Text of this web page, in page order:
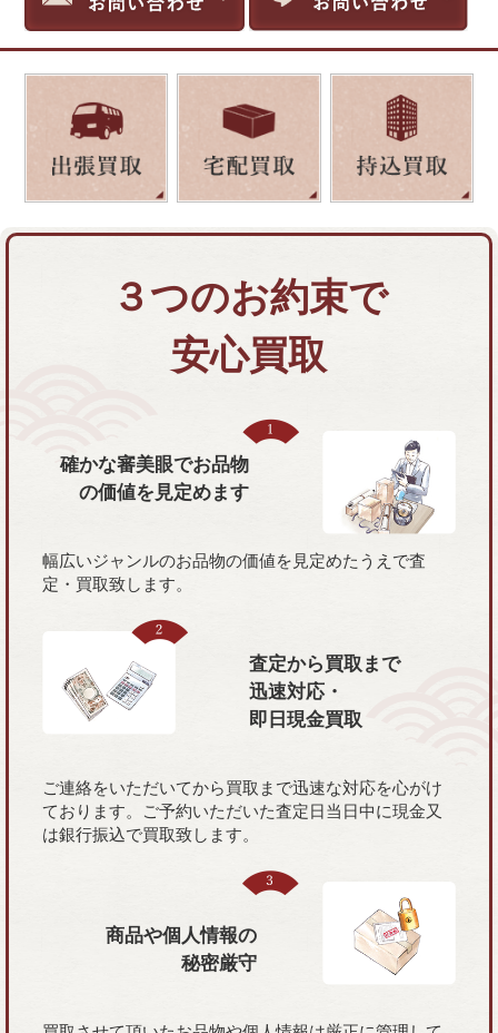
３つのお約束で
安心買取
確かな審美眼でお品物
の価値を 見定めます
幅広いジャンルのお品物の価値を見定めたうえで査
定・買取致します。
査定から買取まで
迅速対応・
即日現金買取
ご連絡をいただいてから買取まで迅速な対応を心がけ
ております。ご予約いただいた査定日当日中に現金又
は銀行振込で買取致します。
商品や個人情報の
秘密厳守